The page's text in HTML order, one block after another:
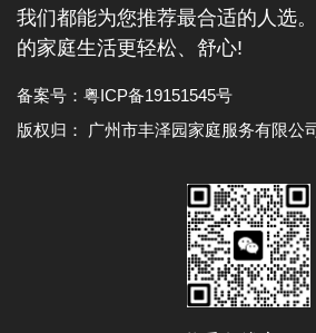
我们都能为您推荐最合适的人选
的家庭生活更轻松、舒心!
备案号： 粤ICP备19151545号
版权归： 广州市丰泽园家庭服务有限公